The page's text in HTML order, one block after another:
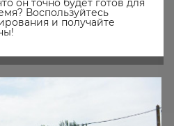
он точно будет готов для
Воспользуйтесь
и получайте